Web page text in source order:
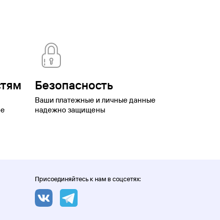
Безопасность
Ваши платежные и личные данные
надежно защищены
Присоединяйтесь к нам в соцсетях: